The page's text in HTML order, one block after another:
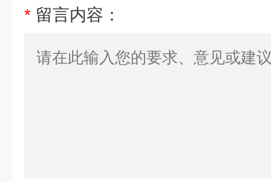
* 留言内容：